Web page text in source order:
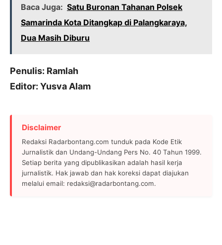
Baca Juga: Satu Buronan Tahanan Polsek
Samarinda Kota Ditangkap di Palangkaraya,
Dua Masih Diburu
Penulis: Ramlah
Editor: Yusva Alam
Disclaimer
Redaksi Radarbontang.com tunduk pada Kode Etik
Jurnalistik dan Undang-Undang Pers No. 40 Tahun 1999.
Setiap berita yang dipublikasikan adalah hasil kerja
jurnalistik. Hak jawab dan hak koreksi dapat diajukan
melalui email: redaksi@radarbontang.com.